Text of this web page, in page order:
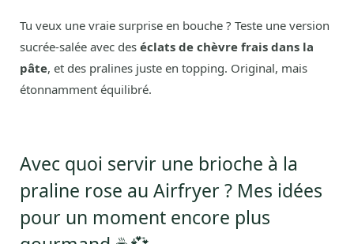
Tu veux une vraie surprise en bouche ? Teste une version
sucrée-salée avec des éclats de chèvre frais dans la
pâte, et des pralines juste en topping. Original, mais
étonnamment équilibré.
Avec quoi servir une brioche à la
praline rose au Airfryer ? Mes idées
pour un moment encore plus